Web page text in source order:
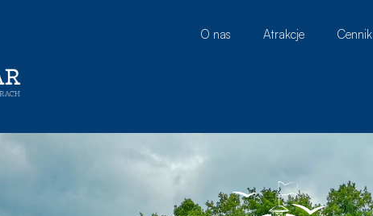
O nas Atrakcje Cennik